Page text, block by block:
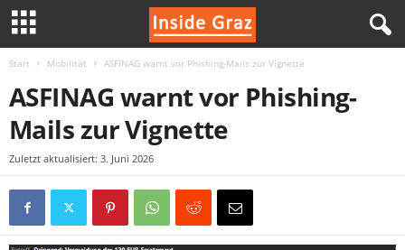
Start Mobilität ASFINAG warnt vor Phishing-Mails zur Vignette
ASFINAG warnt vor Phishing-
Mails zur Vignette
Zuletzt aktualisiert: 3. Juni 2026